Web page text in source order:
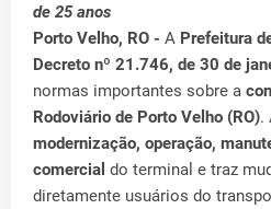
de 25 anos
Porto Velho, RO - A Prefeitura
Decreto nº 21.746, de 30 de
normas importantes sobre a
Rodoviário de Porto Velho (RO).
modernização, operação,
comercial do terminal e traz
diretamente usuários do